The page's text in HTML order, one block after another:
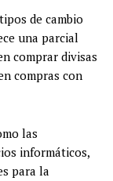
de cambio
una parcial
comprar divisas
compras con
las
informáticos,
para la